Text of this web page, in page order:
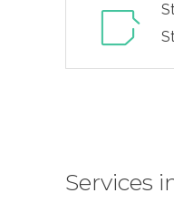
Services